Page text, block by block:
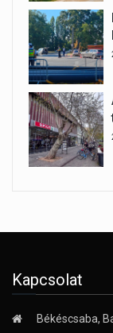
Kapcsolat
Békéscsaba,